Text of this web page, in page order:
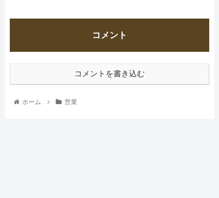
コメント
コメントを書き込む
ホーム 営業